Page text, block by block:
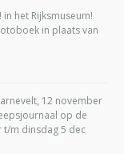
het Rijksmuseum!
in plaats van
12 november
op de
t/m dinsdag 5 dec